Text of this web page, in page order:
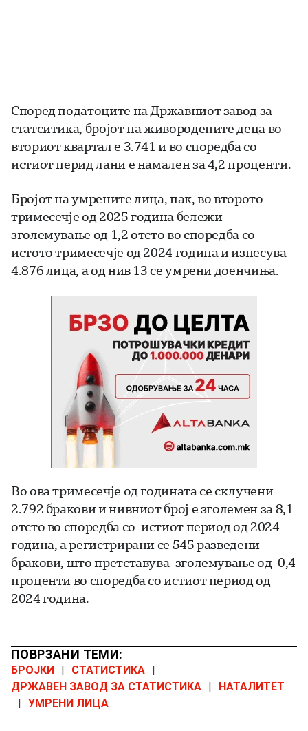
Според податоците на Државниот завод за
статситика, бројот на живородените деца во
вториот квартал е 3.741 и во споредба со
истиот перид лани е намален за 4,2 проценти.
Бројот на умрените лица, пак, во второто
тримесечје од 2025 година бележи
зголемување од 1,2 отсто во споредба со
истото тримесечје од 2024 година и изнесува
4.876 лица, а од нив 13 се умрени доенчиња.
Во ова тримесечје од годината се склучени
2.792 бракови и нивниот број е зголемен за 8,1
отсто во споредба со истиот период од 2024
година, а регистрирани се 545 разведени
бракови, што претставува зголемување од 0,4
проценти во споредба со истиот период од
2024 година.
ПОВРЗАНИ ТЕМИ:
БРОЈКИ СТАТИСТИКА
ДРЖАВЕН ЗАВОД ЗА СТАТИСТИКА
НАТАЛИТЕТ
УМРЕНИ ЛИЦА